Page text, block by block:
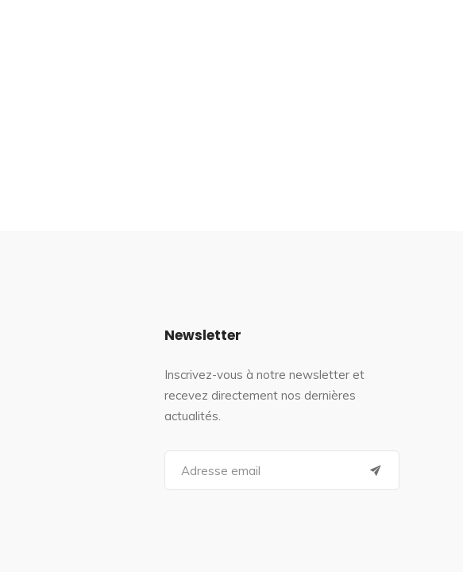
Newsletter
Inscrivez-vous à notre newsletter et
recevez directement nos dernières
actualités.
a